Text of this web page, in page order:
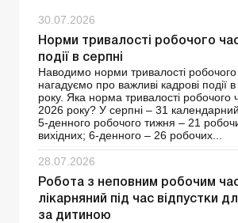
30.07.2026
Норми тривалості робочого
події в серпні
Наводимо норми тривалості робочого
нагадуємо про важливі кадрові події
року. Яка норма тривалості робочого
2026 року? У серпні – 31
5-денного робочого тижня – 21
вихідних; 6-денного – 26 робочих...
28.07.2026
Робота з неповним робочим
лікарняний під час відпустки
за дитиною